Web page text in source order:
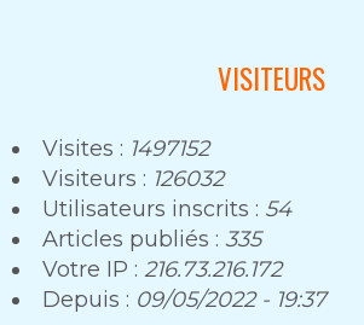
VISITEURS
Visites : 1497152
Visiteurs : 126032
Utilisateurs inscrits : 54
Articles publiés : 335
Votre IP : 216.73.216.172
Depuis : 09/05/2022 - 19:37